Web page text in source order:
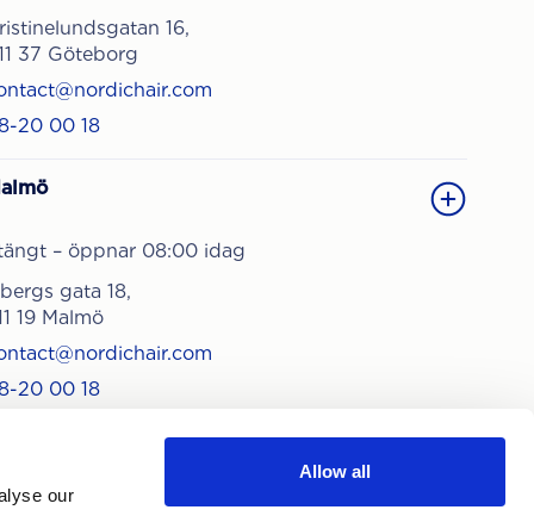
our
Allow all
16,
37 Göteborg
20 00 18
– öppnar 08:00 idag
gata 18,
19 Malmö
20 00 18